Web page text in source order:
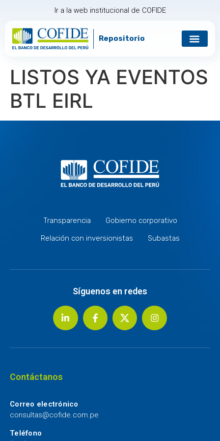
Ir a la web institucional de COFIDE
Repositorio
LISTOS YA EVENTOS
BTL EIRL
Transparencia
Gobierno corporativo
Relación con inversionistas
Subastas
Síguenos en redes
Contáctanos
Correo electrónico
consultas@cofide.com.pe
Teléfono